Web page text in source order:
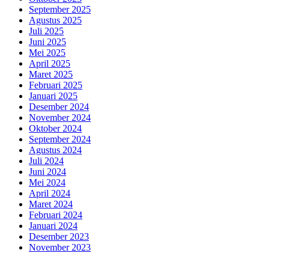
September 2025
Agustus 2025
Juli 2025
Juni 2025
Mei 2025
April 2025
Maret 2025
Februari 2025
Januari 2025
Desember 2024
November 2024
Oktober 2024
September 2024
Agustus 2024
Juli 2024
Juni 2024
Mei 2024
April 2024
Maret 2024
Februari 2024
Januari 2024
Desember 2023
November 2023